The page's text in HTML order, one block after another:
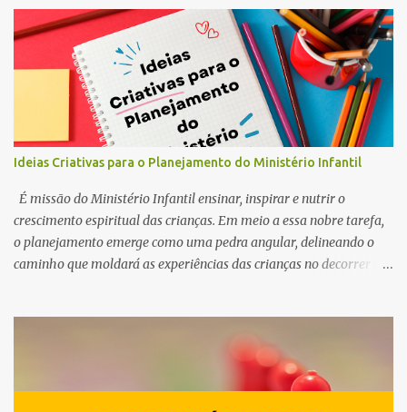
Ideias Criativas para o Planejamento do Ministério Infantil
É missão do Ministério Infantil ensinar, inspirar e nutrir o
crescimento espiritual das crianças. Em meio a essa nobre tarefa,
o planejamento emerge como uma pedra angular, delineando o
caminho que moldará as experiências das crianças no decorrer do
despertar a curiosidade, semear valores e cultivar a fé no coração